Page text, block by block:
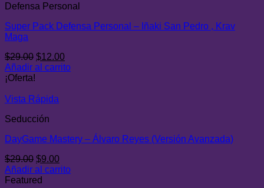
Defensa Personal
Super Pack Defensa Personal – Iñaki San Pedro , Krav
Maga
$29.00 El
precio
$29.00.
$12.00El
precio
Añadir al carrito
¡Oferta!
Vista Rápida
Seducción
DayGame Mastery – Álvaro Reyes (Versión Avanzada)
$29.00 El
precio
original
$9.00El
precio
Añadir al carrito
Featured